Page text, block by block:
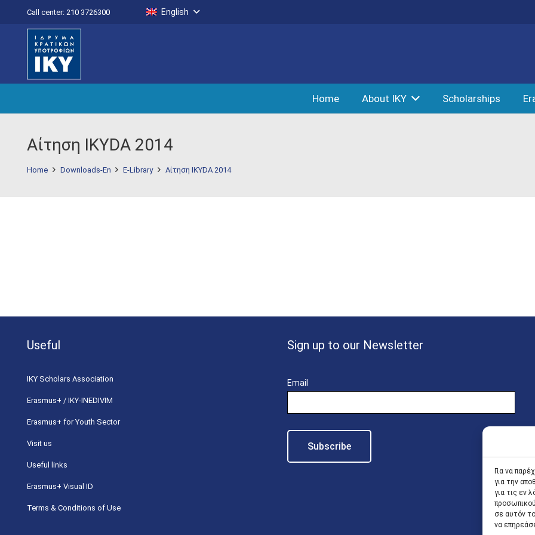
Για να
για την
για τις εν
σε αυτόν
να
Call center: 210 3726300 English
Home About IKY Scholarships
Αίτηση ΙΚΥDA 2014
Home Downloads-En E-Library Αίτηση ΙΚΥDA 2014
Useful
ΙΚΥ Scholars Association
Erasmus+ / IKY-INEDIVIM
Erasmus+ for Youth Sector
Visit us
Useful links
Erasmus+ Visual ID
Terms & Conditions of Use
Sign up to our Newsletter
Email